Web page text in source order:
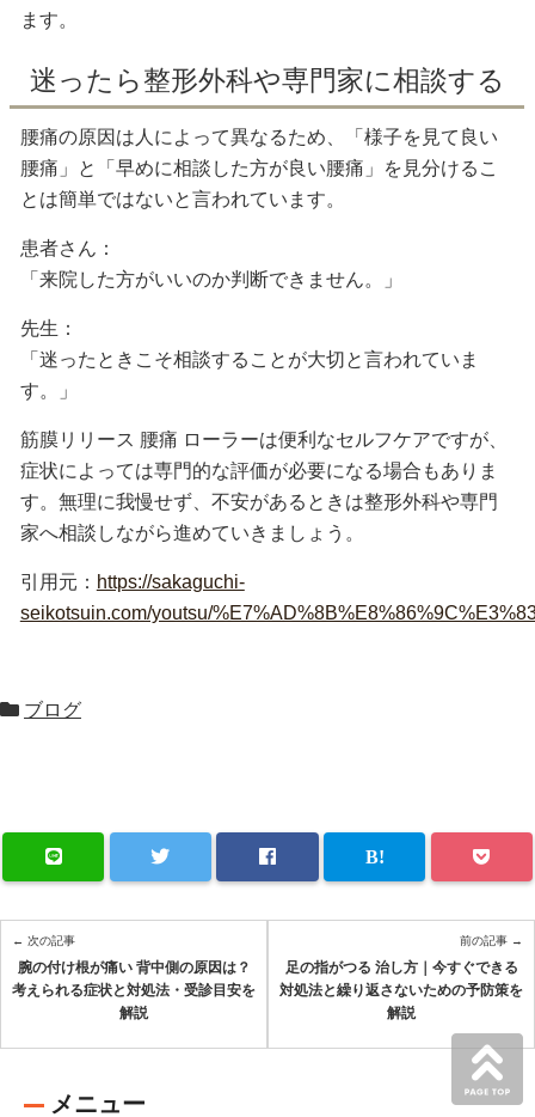
ます。
迷ったら整形外科や専門家に相談する
腰痛の原因は人によって異なるため、「様子を見て良い
腰痛」と「早めに相談した方が良い腰痛」を見分けるこ
とは簡単ではないと言われています。
患者さん：
「来院した方がいいのか判断できません。」
先生：
「迷ったときこそ相談することが大切と言われていま
す。」
筋膜リリース 腰痛 ローラーは便利なセルフケアですが、
症状によっては専門的な評価が必要になる場合もありま
す。無理に我慢せず、不安があるときは整形外科や専門
家へ相談しながら進めていきましょう。
引用元： https://sakaguchi-
seikotsuin.com/youtsu/
ブログ
← 次の記事
腕の付け根が痛い 背中側の原因は？
考えられる症状と対処法・受診目安を
解説
前の記事 →
足の指がつる 治し方｜今すぐできる
対処法と繰り返さないための予防策を
解説
メニュー